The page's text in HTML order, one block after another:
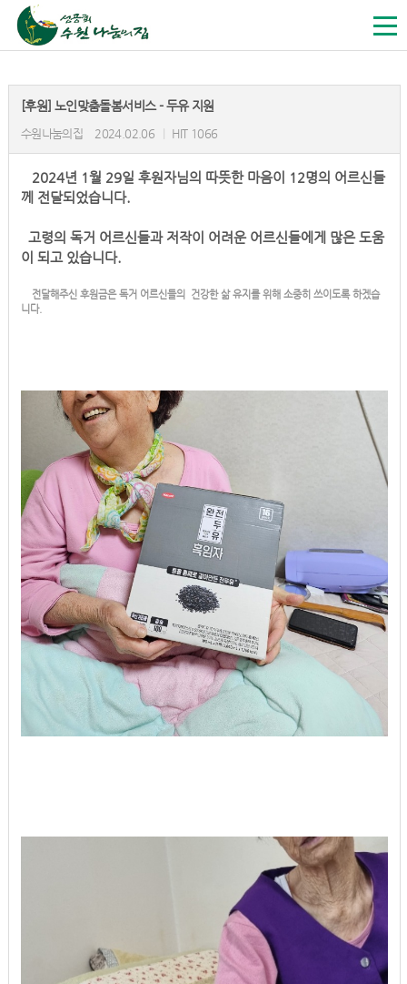
[후원] 노인맞춤돌봄서비스 - 두유 지원
수원나눔의집 2024.02.06 HIT 1066
2024년 1월 29일 후원자님의 따뜻한 마음이 12명의 어르신들
께 전달되었습니다.
고령의 독거 어르신들과 저작이 어려운 어르신들에게 많은 도움
이 되고 있습니다.
전달해주신 후원금은 독거 어르신들의 건강한 삶 유지를 위해 소중히 쓰이도록 하겠습
니다.